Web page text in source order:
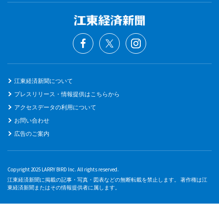
江東経済新聞について
プレスリリース・情報提供はこちらから
アクセスデータの利用について
お問い合わせ
広告のご案内
Copyright 2025 LARRY BIRD Inc. All rights reserved.
江東経済新聞に掲載の記事・写真・図表などの無断転載を禁止します。 著作権は江
東経済新聞またはその情報提供者に属します。